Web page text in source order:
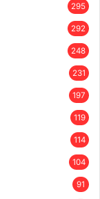
295
292
248
231
197
119
114
104
91